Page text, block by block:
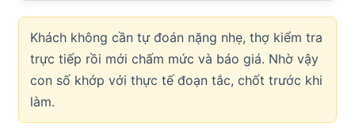
Khách không cần tự đoán nặng nhẹ, thợ kiểm tra
trực tiếp rồi mới chấm mức và báo giá. Nhờ vậy
con số khớp với thực tế đoạn tắc, chốt trước khi
làm.